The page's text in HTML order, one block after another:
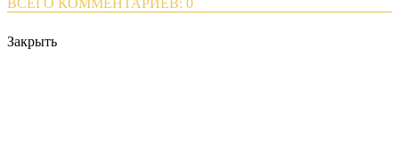
Закрыть